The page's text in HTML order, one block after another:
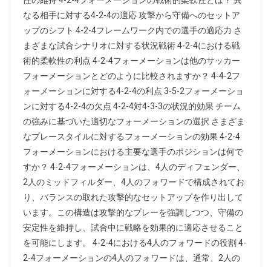
き
の
調
整、
戦
術
的
柔
軟
なる相手に対する4-2-4の適応 攻撃から守備へのセットア
ップのシフト 4-2-4フレームワーク内での選手の適応力 さ
まざまな試合シナリオに対する状況戦術 4-2-4における戦
術的柔軟性の利点 4-2-4フォーメーションは他のサッカー
フォーメーションとどのように比較されますか？ 4-4-2フ
ォーメーションに対する4-2-4の利点 3-5-2フォーメーショ
ンに対する4-2-4の欠点 4-2-4対4-3-3の状況的効果 チーム
の強みに基づいた適切なフォーメーションの選択 さまざま
なプレースタイルに対するフォーメーションの効果 4-2-4
フォーメーションにおける主要な選手のポジションは何で
すか？ 4-2-4フォーメーションは、4人のディフェンダー、
2人のミッドフィルダー、4人のフォワードで構成されてお
り、バランスの取れた攻撃的なセットアップを作り出して
います。この構造は攻撃的なプレーを強調しつつ、守備の
安定性を維持し、試合中に戦略を効果的に適応させること
を可能にします。 4-2-4における4人のフォワードの役割 4-
2-4フォーメーションの4人のフォワードは、通常、2人の